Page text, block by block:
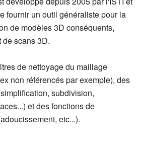
fournir un outil généraliste pour la
de modèles 3D conséquents,
scans 3D.
de nettoyage du maillage
non référencés par exemple), des
subdivision,
et des fonctions de
etc...).